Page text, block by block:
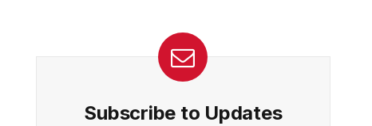
Subscribe to Updates